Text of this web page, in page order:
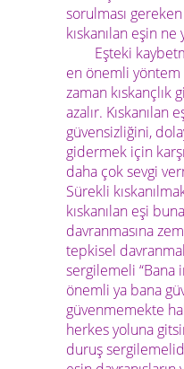
sorulması
kıskanılan eşin
Eşteki
en önemli yöntem
zaman kıskançlık
azalır. Kıskanılan
güvensizliğini,
gidermek için
daha çok sevgi
Sürekli
kıskanılan eşi
davranmasına
tepkisel
sergilemeli
önemli ya bana
güvenmemekte
herkes yoluna
duruş